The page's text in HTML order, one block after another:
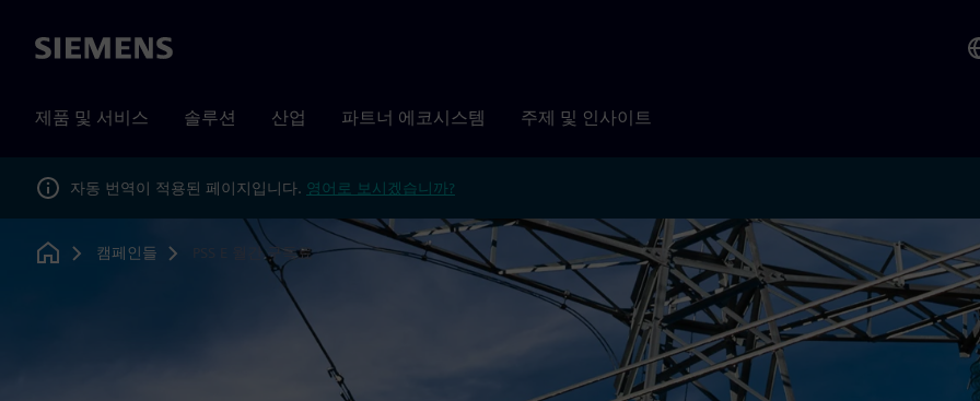
Siemens
제품 및 서비스 솔루션 산업 파트너 에코시스템 주제 및 인사이트
자동 번역이 적용된 페이지입니다. 영어로 보시겠습니까?
Home
캠페인들 PSS E 월간 구독료